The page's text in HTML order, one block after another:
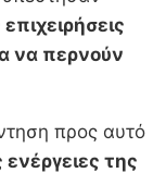
να περνούν
προς αυτό
της